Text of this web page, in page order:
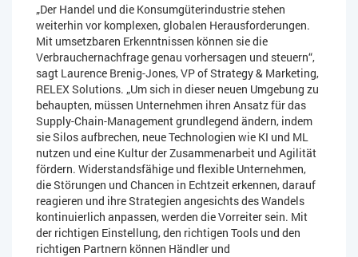
„Der Handel und die Konsumgüterindustrie stehen
weiterhin vor komplexen, globalen Herausforderungen.
Mit umsetzbaren Erkenntnissen können sie die
Verbrauchernachfrage genau vorhersagen und steuern“,
sagt Laurence Brenig-Jones, VP of Strategy & Marketing,
RELEX Solutions. „Um sich in dieser neuen Umgebung zu
behaupten, müssen Unternehmen ihren Ansatz für das
Supply-Chain-Management grundlegend ändern, indem
sie Silos aufbrechen, neue Technologien wie KI und ML
nutzen und eine Kultur der Zusammenarbeit und Agilität
fördern. Widerstandsfähige und flexible Unternehmen,
die Störungen und Chancen in Echtzeit erkennen, darauf
reagieren und ihre Strategien angesichts des Wandels
kontinuierlich anpassen, werden die Vorreiter sein. Mit
der richtigen Einstellung, den richtigen Tools und den
richtigen Partnern können Händler und